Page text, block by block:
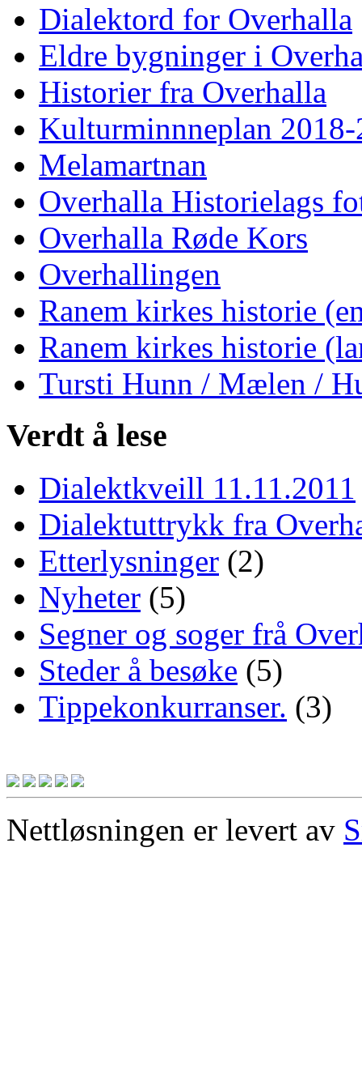
Dialektord for Overhalla
Eldre bygninger i
Historier fra Overhalla
Kulturminnneplan
Melamartnan
Overhalla Historielags
Overhalla Røde Kors
Overhallingen
Ranem kirkes historie
Ranem kirkes historie
Tursti Hunn / Mælen /
Verdt å lese
Dialektkveill 11.11.2011
Dialektuttrykk fra
Etterlysninger (2)
Nyheter (5)
Segner og soger frå
Steder å besøke (5)
Tippekonkurranser. (3)
Nettløsningen er levert av